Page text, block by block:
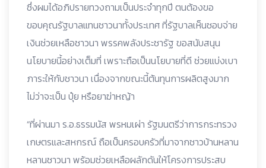
ซึ่งผมได้อภิปรายทวงถามเป็นประจำทุกปี ตนต้องขอ
ขอบคุณรัฐบาลแทนชาวนาทั้งประเทศ ที่รัฐบาลเห็นชอบจ่าย
เงินช่วยเหลือชาวนา พรรคพลังประชารัฐ ขอสนับสนุน
นโยบายนี้อย่างเต็มที่ เพราะถือเป็นนโยบายที่ดี ช่วยแบ่งเบา
ภาระให้กับชาวนา เนื่องจากขณะนี้ต้นทุนการผลิตสูงมาก
ไม่ว่าจะเป็น ปุ๋ย หรือยาฆ่าหญ้า
“ที่ผ่านมา ร.อ.ธรรมนัส พรหมเผ่า รัฐมนตรีว่าการกระทรวง
เกษตรและสหกรณ์ ถือเป็นครอบครัวที่มาจากชาวบ้านหลาน
หลานชาวนา พร้อมช่วยเหลือผลักดันให้โครงการประสบ